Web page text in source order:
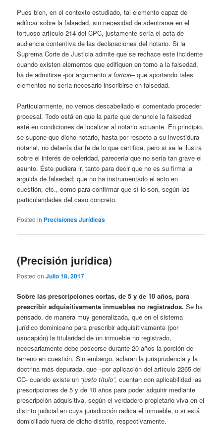
Pues bien, en el contexto estudiado, tal elemento capaz de
edificar sobre la falsedad, sin necesidad de adentrarse en el
tortuoso artículo 214 del CPC, justamente sería el acta de
audiencia contentiva de las declaraciones del notario. Si la
Suprema Corte de Justicia admite que se rechace este incidente
cuando existen elementos que edifiquen en torno a la falsedad,
ha de admitirse -por argumentoa fortiori– que aportando tales
elementos no sería necesario inscribirse en falsedad.
Particularmente, no vemos descabellado el comentado proceder
procesal. Todo está en que la parte que denuncie la falsedad
esté en condiciones de localizar al notario actuante. En principio,
se supone que dicho notario, hasta por respeto a su investidura
notarial, no debería dar fe de lo que certifica, pero si se le ilustra
sobre el interés de celeridad, parecería que no sería tan grave el
asunto. Éste pudiera ir, tanto para decir que no es su firma la
argüida de falsedad; que no ha instrumentado el acto en
cuestión, etc., como para confirmar que sí lo son, según las
particularidades del caso concreto.
Posted in Precisiones Jurídicas
(Precisión jurídica)
Posted onJulio 18, 2017
Sobre las prescripciones cortas, de 5 y de 10 años, para
prescribir adquisitivamente inmuebles no registrados.Se ha
pensado, de manera muy generalizada, que en el sistema
jurídico dominicano para prescribir adquisitivamente (por
usucapión) la titularidad de un inmueble no registrado,
necesariamente debe poseerse durante 20 años la porción de
terreno en cuestión. Sin embargo, aclaran la jurisprudencia y la
doctrina más depurada, que –por aplicación del artículo 2265 del
CC- cuando existe un “justo título”, cuentan con aplicabilidad las
prescripciones de 5 y de 10 años para poder adquirir mediante
prescripción adquisitiva, según el verdadero propietario viva en el
distrito judicial en cuya jurisdicción radica el inmueble, o si está
domiciliado fuera de dicho distrito, respectivamente.